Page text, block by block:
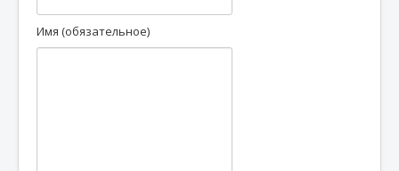
Имя (обязательное)